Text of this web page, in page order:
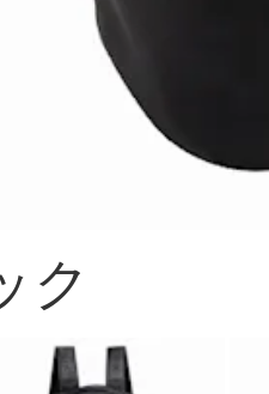
ク